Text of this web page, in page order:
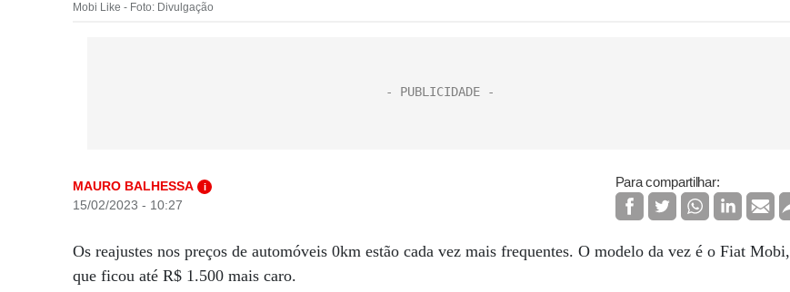
Mobi Like - Foto: Divulgação
MAURO BALHESSA i
15/02/2023 - 10:27
Para compartilhar:
Os reajustes nos preços de automóveis 0km estão cada vez mais frequentes. O modelo da vez é o Fiat Mobi,
que ficou até R$ 1.500 mais caro.